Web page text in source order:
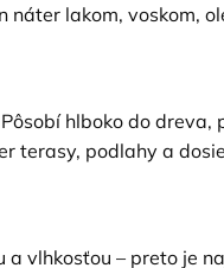
lakom, voskom,
hlboko do
terasy, podlahy a
vlhkosťou – preto je